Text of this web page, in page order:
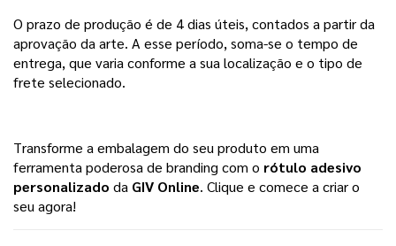
O prazo de produção é de 4 dias úteis, contados a partir da
aprovação da arte. A esse período, soma-se o tempo de
entrega, que varia conforme a sua localização e o tipo de
frete selecionado.
Transforme a embalagem do seu produto em uma
ferramenta poderosa de branding com o rótulo adesivo
personalizado da GIV Online. Clique e comece a criar o
seu agora!